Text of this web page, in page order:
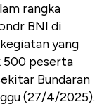
rangka
BNI di
yang
500 peserta
Bundaran
(27/4/2025).